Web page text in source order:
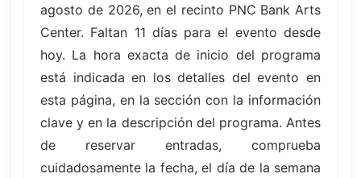
agosto de 2026, en el recinto PNC Bank Arts
Center. Faltan 11 días para el evento desde
hoy. La hora exacta de inicio del programa
está indicada en los detalles del evento en
esta página, en la sección con la información
clave y en la descripción del programa. Antes
de reservar entradas, comprueba
cuidadosamente la fecha, el día de la semana